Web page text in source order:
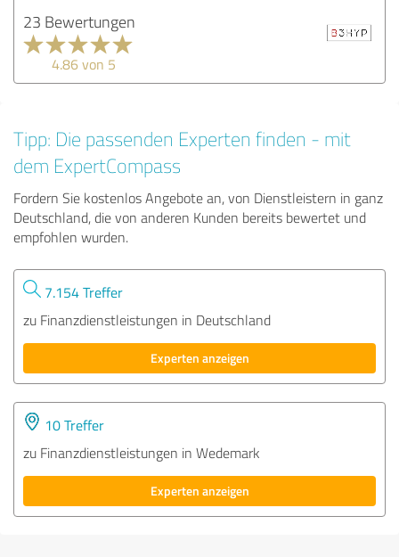
23 Bewertungen
4.86 von 5
Tipp: Die passenden Experten finden - mit
dem ExpertCompass
Fordern Sie kostenlos Angebote an, von Dienstleistern in ganz
Deutschland, die von anderen Kunden bereits bewertet und
empfohlen wurden.
7.154 Treffer
zu Finanzdienstleistungen in Deutschland
Experten anzeigen
10 Treffer
zu Finanzdienstleistungen in Wedemark
Experten anzeigen